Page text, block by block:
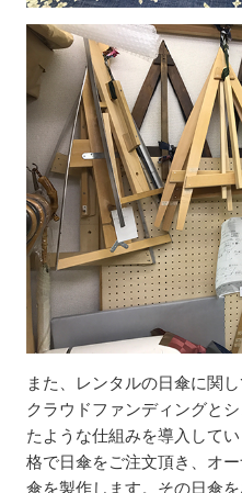
また、レンタルの日傘に関
クラウドファンディングと
たような仕組みを導入して
格で日傘をご注文頂き、オ
傘を製作します。その日傘